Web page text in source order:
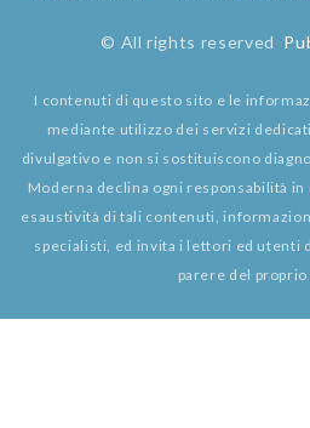
© All rights reserved
I contenuti di questo sito e le
mediante utilizzo dei servizi
divulgativo e non si sostituiscono
Moderna declina ogni responsabilità
esaustività di tali contenuti,
specialisti, ed invita i lettori ed utenti
parere del